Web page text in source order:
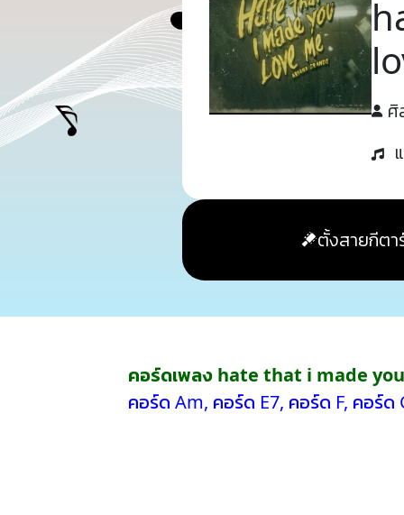
ศิ
ตั้งสายกีตา
คอร์ดเพลง hate that i made
คอร์ด Am, คอร์ด E7, คอร์ด F, คอร์ด